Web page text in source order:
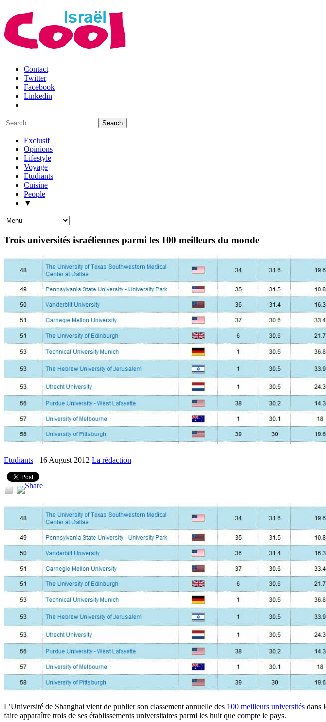
Contact
Twitter
Facebook
Linkedin
Exclusif
Opinions
Lifestyle
Voyage
Etudiants
Cuisine
People
▼
Trois universités israéliennes parmi les 100 meilleurs du monde
Etudiants 16 August 2012 La rédaction
L’Université de Shanghai vient de publier son classement annuelle des 100 meilleurs universités dans
faire apparaître trois de ses établissements universitaires parmi les huit que compte le pays.